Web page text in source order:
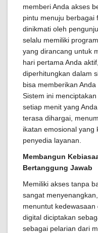
memberi Anda akses
pintu menuju berbagai
dinikmati oleh
selalu memiliki
yang dirancang untuk
hari pertama Anda
diperhitungkan dalam
bisa memberikan
Sistem ini
setiap menit yang
terasa dihargai,
ikatan emosional yang
penyedia layanan.
Membangun
Bertanggung Jawab
Memiliki akses tanpa
sangat
menuntut
digital diciptakan
sebagai pelarian dari